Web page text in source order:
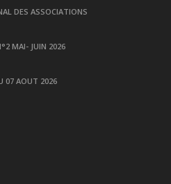
DES ASSOCIATIONS
MAI- JUIN 2026
07 AOUT 2026